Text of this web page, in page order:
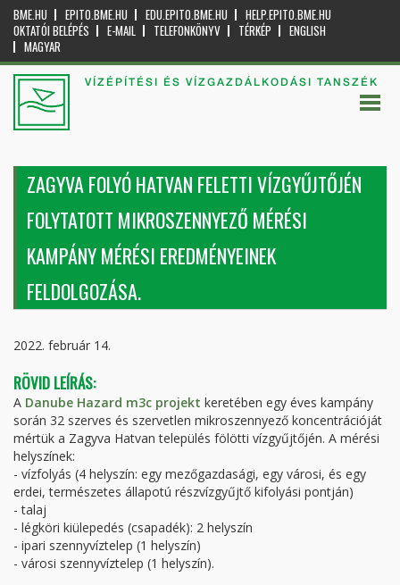
BME.HU EPITO.BME.HU EDU.EPITO.BME.HU
HELP.EPITO.BME.HU
OKTATÓI BELÉPÉS
E-MAIL TELEFONKÖNYV TÉRKÉP
ENGLISH
MAGYAR
VÍZÉPÍTÉSI ÉS VÍZGAZDÁLKODÁSI TANSZÉK
ZAGYVA FOLYÓ HATVAN FELETTI VÍZGYŰJTŐJÉN
FOLYTATOTT MIKROSZENNYEZŐ MÉRÉSI
KAMPÁNY MÉRÉSI EREDMÉNYEINEK
FELDOLGOZÁSA.
2022. február 14.
RÖVID LEÍRÁS:
A Danube Hazard m3c projekt keretében egy éves kampány
során 32 szerves és szervetlen mikroszennyező koncentrációját
mértük a Zagyva Hatvan település fölötti vízgyűjtőjén. A mérési
helyszínek:
- vízfolyás (4 helyszín: egy mezőgazdasági, egy városi, és egy
erdei, természetes állapotú részvízgyűjtő kifolyási pontján)
- talaj
- légköri kiülepedés (csapadék): 2 helyszín
- ipari szennyvíztelep (1 helyszín)
- városi szennyvíztelep (1 helyszín).